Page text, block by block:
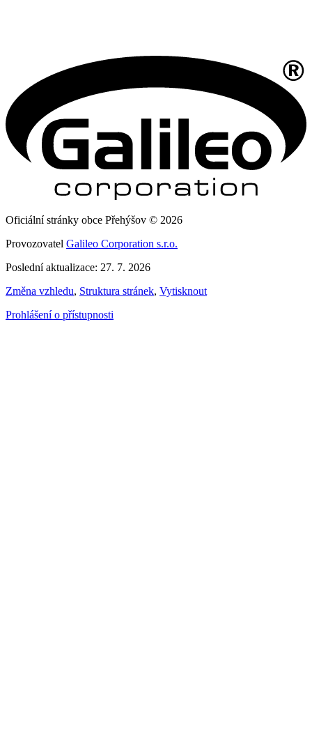
Oficiální stránky obce Přehýšov © 2026
Provozovatel Galileo Corporation s.r.o.
Poslední aktualizace: 27. 7. 2026
Změna vzhledu, Struktura stránek, Vytisknout
Prohlášení o přístupnosti